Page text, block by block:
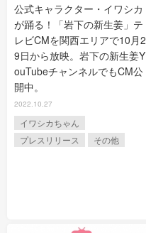
公式キャラクター・イワシカ
が踊る！「岩下の新生姜」テ
レビCMを関西エリアで10月2
9日から放映。岩下の新生姜Y
ouTubeチャンネルでもCM公
開中。
2022.10.27
イワシカちゃん
プレスリリース
その他